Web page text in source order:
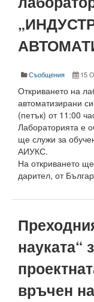
Факултет по
Машинно-
Добруджански
Месец на
Начало
Машинно-
Добруджански
Съобщения 15
Откриването на
автоматизирани
(петък) от 11:00
Лабораторията е
ще служи за
АИУКС.
На откриването
дарител, от
науката“
връчен